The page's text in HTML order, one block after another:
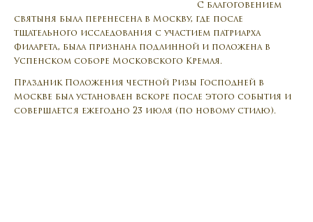
С благоговением
святыня была перенесена в Москву, где после
тщательного исследования с участием патриарха
Филарета, была признана подлинной и положена в
Успенском соборе Московского Кремля.
Праздник Положения честной Ризы Господней в
Москве был установлен вскоре после этого события и
совершается ежегодно 23 июля (по новому стилю).